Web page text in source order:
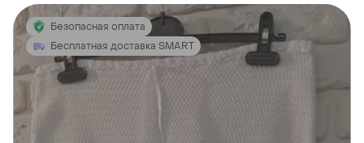
Безопасная оплата
Бесплатная доставка SMART